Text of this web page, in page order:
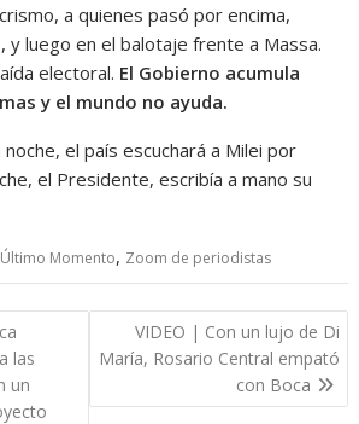
a quienes pasó por encima,
y luego en el balotaje frente a Massa.
electoral. El Gobierno acumula
y el mundo no ayuda.
noche, el país escuchará a Milei por
el Presidente, escribía a mano su
Último Momento, Zoom de periodistas
las
un
VIDEO | Con un lujo de Di
María, Rosario Central empató
con Boca